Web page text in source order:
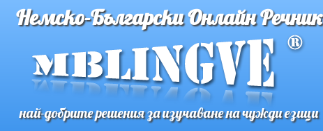
Немско-Български Онлайн Речник
най-добрите решения за изучаване на чужди езици